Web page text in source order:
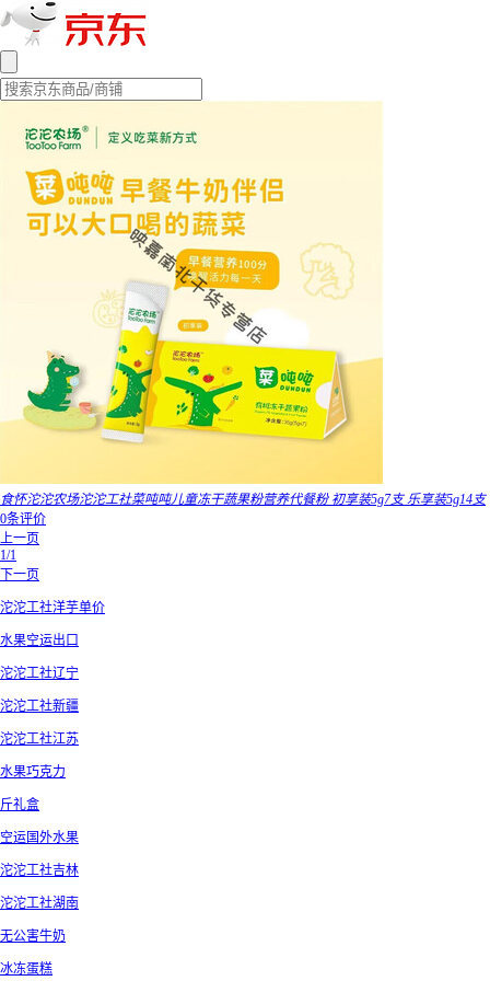
食怀沱沱农场沱沱工社菜吨吨儿童冻干蔬果粉营养代餐粉 初享装5g7支 乐享装5g14支
0条评价
上一页
1/1
下一页
沱沱工社洋芋单价
水果空运出口
沱沱工社辽宁
沱沱工社新疆
沱沱工社江苏
水果巧克力
斤礼盒
空运国外水果
沱沱工社吉林
沱沱工社湖南
无公害牛奶
冰冻蛋糕